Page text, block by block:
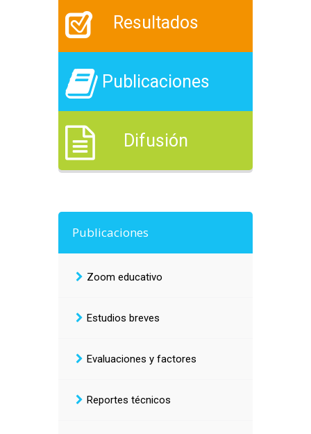
Resultados
Publicaciones
Difusión
Publicaciones
Zoom educativo
Estudios breves
Evaluaciones y factores
Reportes técnicos